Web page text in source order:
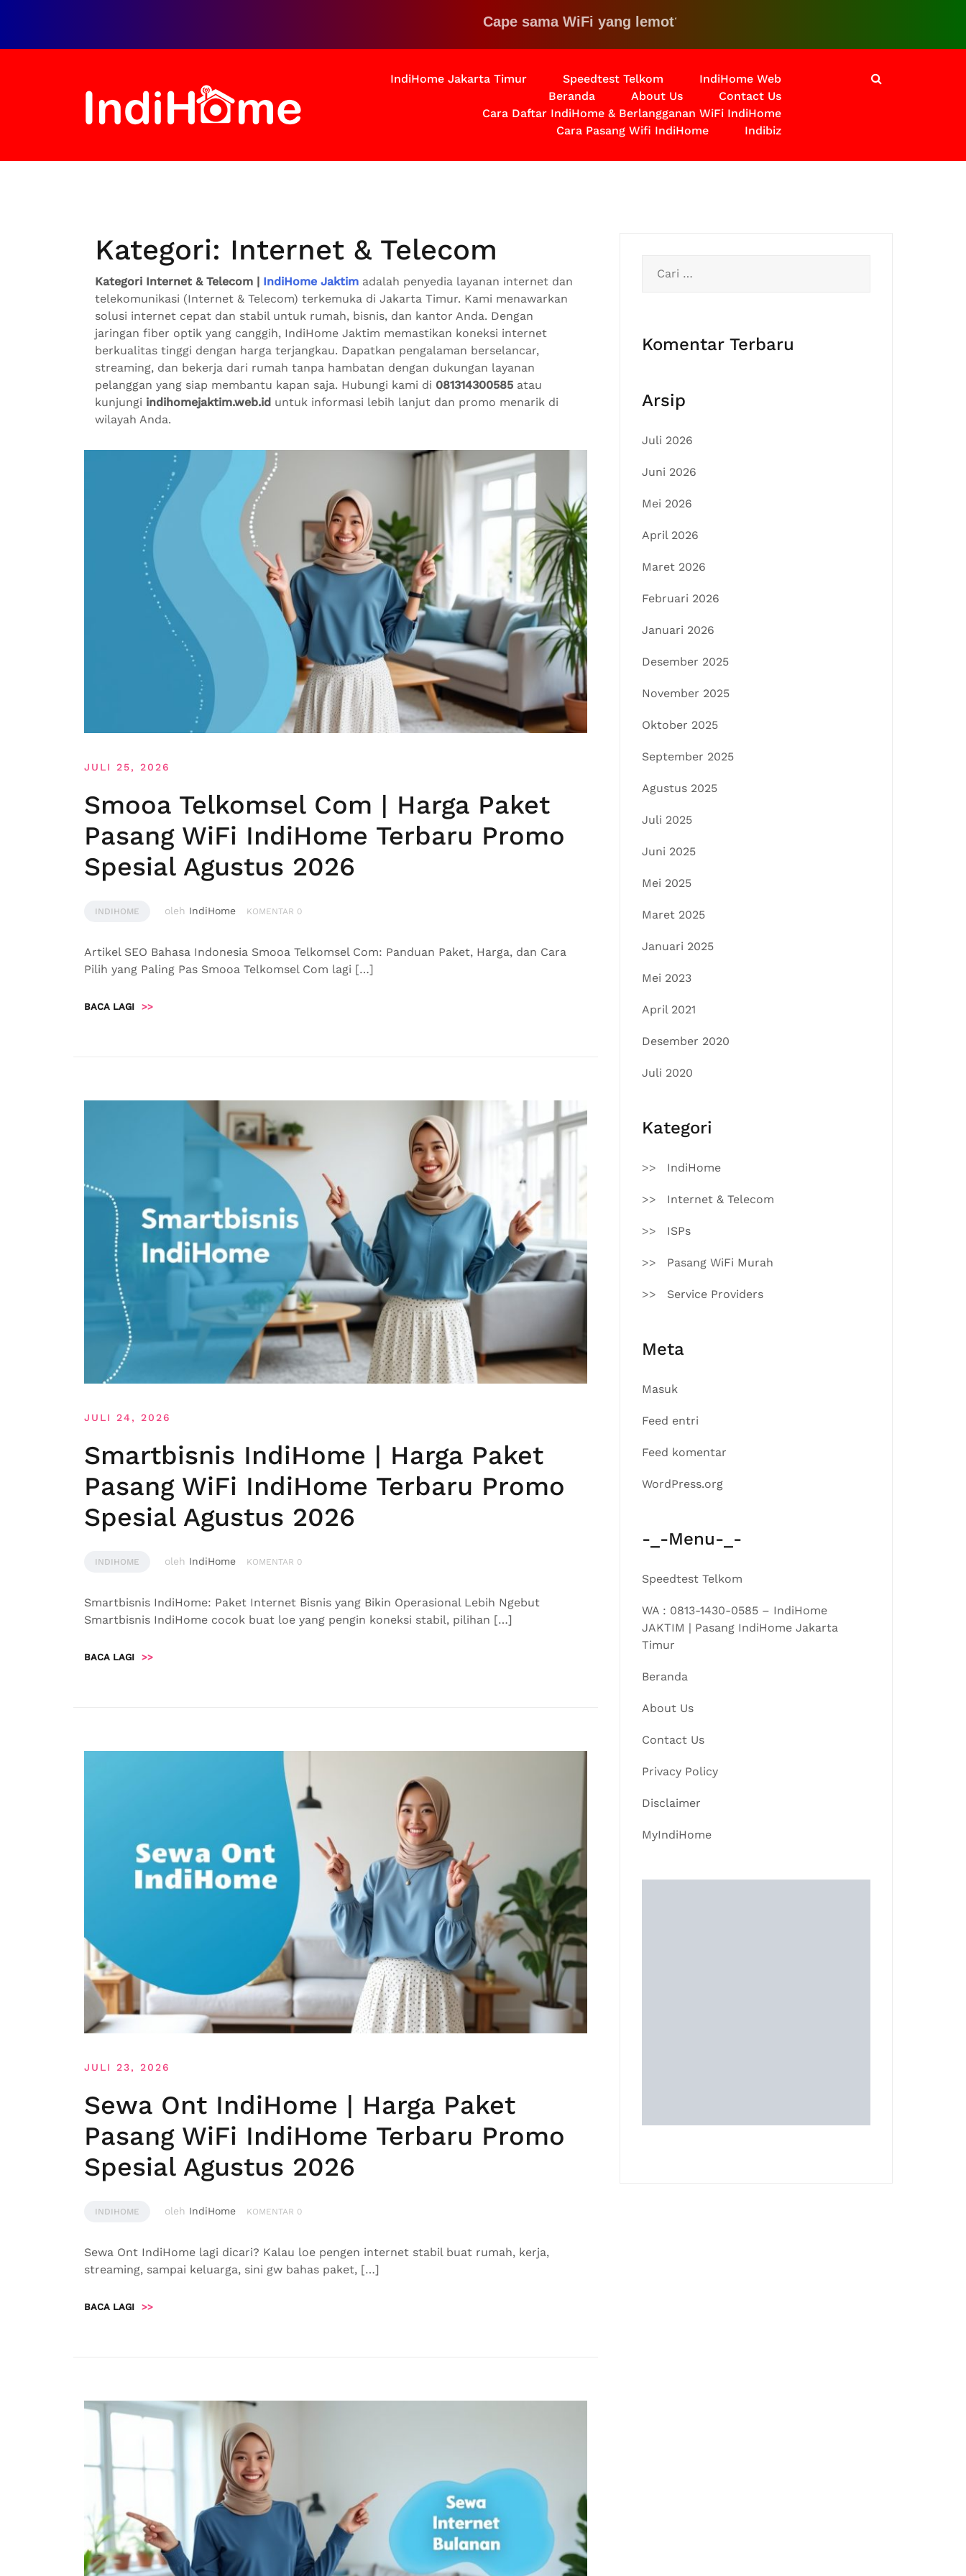
Cape sama WiFi yang lemot? Klik disini untuk solusinya
IndiHome Jakarta Timur Speedtest Telkom
IndiHome Web
Beranda
About Us
Contact Us
Cara Daftar IndiHome & Berlangganan WiFi IndiHome
Cara Pasang Wifi IndiHome
Indibiz
Kategori: Internet & Telecom
Kategori Internet & Telecom | IndiHome Jaktim adalah penyedia layanan internet dan
telekomunikasi (Internet & Telecom) terkemuka di Jakarta Timur. Kami menawarkan
solusi internet cepat dan stabil untuk rumah, bisnis, dan kantor Anda. Dengan
jaringan fiber optik yang canggih, IndiHome Jaktim memastikan koneksi internet
berkualitas tinggi dengan harga terjangkau. Dapatkan pengalaman berselancar,
streaming, dan bekerja dari rumah tanpa hambatan dengan dukungan layanan
pelanggan yang siap membantu kapan saja. Hubungi kami di 081314300585 atau
kunjungi indihomejaktim.web.id untuk informasi lebih lanjut dan promo menarik di
wilayah Anda.
JULI 25, 2026
Smooa Telkomsel Com | Harga Paket
Pasang WiFi IndiHome Terbaru Promo
Spesial Agustus 2026
INDIHOME oleh IndiHome KOMENTAR 0
Artikel SEO Bahasa Indonesia Smooa Telkomsel Com: Panduan Paket, Harga, dan Cara
Pilih yang Paling Pas Smooa Telkomsel Com lagi […]
BACA LAGI >>
JULI 24, 2026
Smartbisnis IndiHome | Harga Paket
Pasang WiFi IndiHome Terbaru Promo
Spesial Agustus 2026
INDIHOME oleh IndiHome KOMENTAR 0
Smartbisnis IndiHome: Paket Internet Bisnis yang Bikin Operasional Lebih Ngebut
Smartbisnis IndiHome cocok buat loe yang pengin koneksi stabil, pilihan […]
BACA LAGI >>
JULI 23, 2026
Sewa Ont IndiHome | Harga Paket
Pasang WiFi IndiHome Terbaru Promo
Spesial Agustus 2026
INDIHOME oleh IndiHome KOMENTAR 0
Sewa Ont IndiHome lagi dicari? Kalau loe pengen internet stabil buat rumah, kerja,
streaming, sampai keluarga, sini gw bahas paket, […]
BACA LAGI >>
untuk:
Komentar Terbaru
Arsip
Juli 2026
Juni 2026
Mei 2026
April 2026
Maret 2026
Februari 2026
Januari 2026
Desember 2025
November 2025
Oktober 2025
September 2025
Agustus 2025
Juli 2025
Juni 2025
Mei 2025
Maret 2025
Januari 2025
Mei 2023
April 2021
Desember 2020
Juli 2020
Kategori
IndiHome
Internet & Telecom
ISPs
Pasang WiFi Murah
Service Providers
Meta
Masuk
Feed entri
Feed komentar
WordPress.org
-_-Menu-_-
Speedtest Telkom
WA : 0813-1430-0585 – IndiHome
JAKTIM | Pasang IndiHome Jakarta
Timur
Beranda
About Us
Contact Us
Privacy Policy
Disclaimer
MyIndiHome